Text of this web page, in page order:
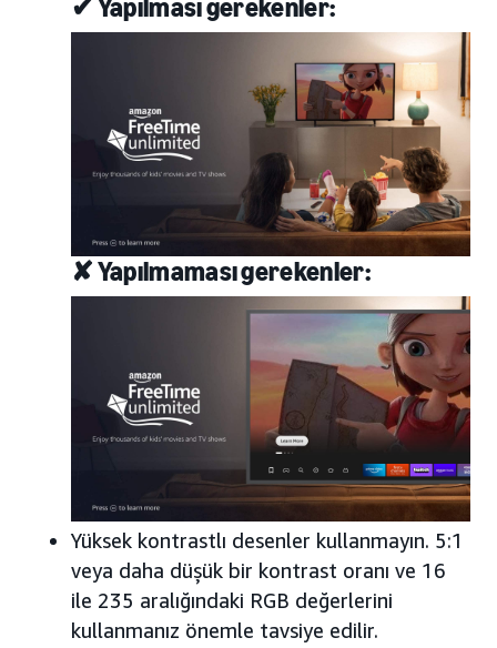
✔ Yapılması gerekenler:
✘ Yapılmaması gerekenler:
Yüksek kontrastlı desenler kullanmayın. 5:1
veya daha düşük bir kontrast oranı ve 16
ile 235 aralığındaki RGB değerlerini
kullanmanız önemle tavsiye edilir.